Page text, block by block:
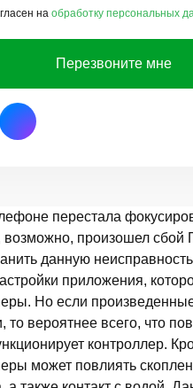
на обработку персональных
Перезвоните мне
перестала
возможно, произошел
данную
приложения,
Но если
то вероятнее всего, что
контроллер.
может повлиять